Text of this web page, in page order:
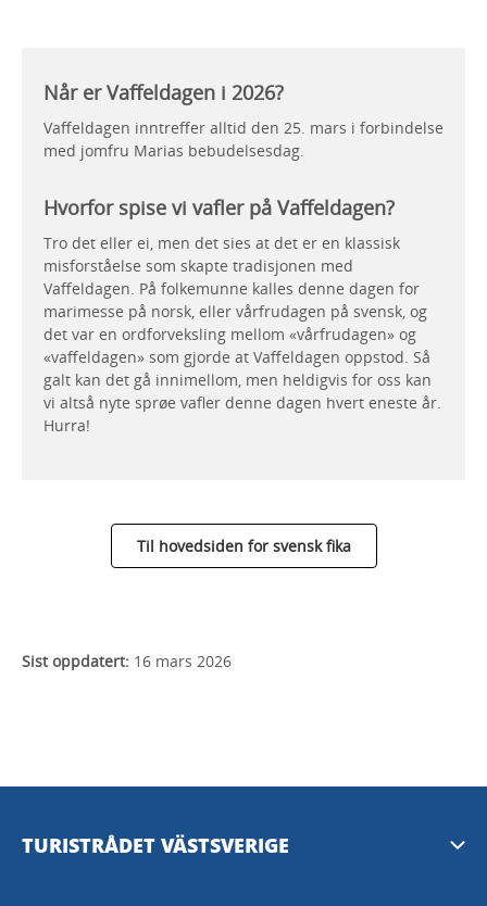
Når er Vaffeldagen i 2026?
Vaffeldagen inntreffer alltid den 25. mars i forbindelse
med jomfru Marias bebudelsesdag.
Hvorfor spise vi vafler på Vaffeldagen?
Tro det eller ei, men det sies at det er en klassisk
misforståelse som skapte tradisjonen med
Vaffeldagen. På folkemunne kalles denne dagen for
marimesse på norsk, eller vårfrudagen på svensk, og
det var en ordforveksling mellom «vårfrudagen» og
«vaffeldagen» som gjorde at Vaffeldagen oppstod. Så
galt kan det gå innimellom, men heldigvis for oss kan
vi altså nyte sprøe vafler denne dagen hvert eneste år.
Hurra!
Til hovedsiden for svensk fika
Sist oppdatert: 16 mars 2026
TURISTRÅDET VÄSTSVERIGE